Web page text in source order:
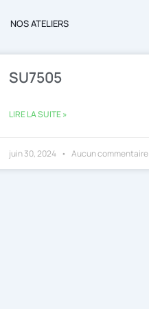
NOS ATELIERS
SU7505
LIRE LA SUITE »
juin 30, 2024 Aucun commentaire